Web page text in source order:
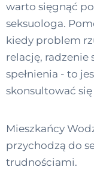
warto sięgnąć
seksuologa.
kiedy problem
relację, radzenie
spełnienia - to
skonsultować
Mieszkańcy
przychodzą do
trudnościami.